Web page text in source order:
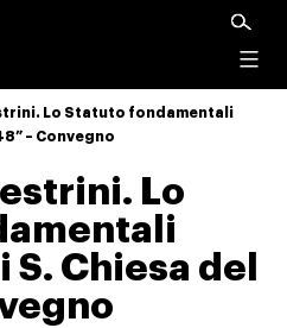
Lo Statuto fondamentali
– Convegno
Lo
Chiesa del